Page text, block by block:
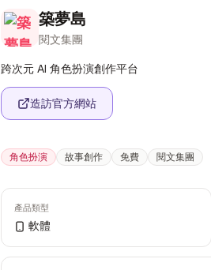
築夢島
閱文集團
跨次元 AI 角色扮演創作平台
造訪官方網站
角色扮演 故事創作 免費 閱文集團
產品類型
軟體